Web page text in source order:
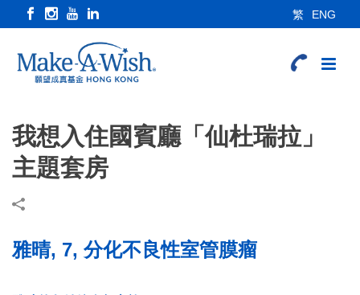
繁 ENG
我想入住國賓廳「仙杜瑞拉」
主題套房
雅晴, 7, 分化不良性室管膜瘤